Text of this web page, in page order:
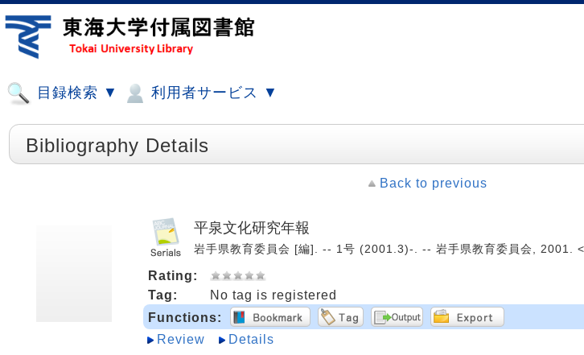
目録検索 ▼ 利用者サービス ▼
Bibliography Details
Back to previous
平泉文化研究年報
岩手県教育委員会 [編]. -- 1号 (2001.3)-. -- 岩手県教育委員会, 2001.
Rating:
Tag:
No tag is registered
Functions:
Review
Details